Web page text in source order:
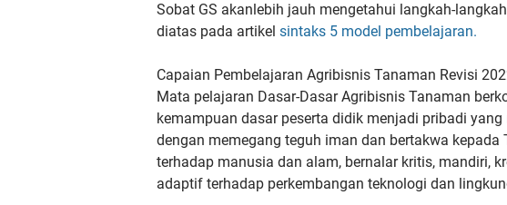
Sobat GS akanlebih jauh mengetahui langkah-
diatas pada artikel sintaks 5 model pembelajaran.
Capaian Pembelajaran Agribisnis Tanaman Revisi
Mata pelajaran Dasar-Dasar Agribisnis Tanaman
kemampuan dasar peserta didik menjadi pribadi yang
dengan memegang teguh iman dan bertakwa kepada
terhadap manusia dan alam, bernalar kritis, mandiri,
adaptif terhadap perkembangan teknologi dan